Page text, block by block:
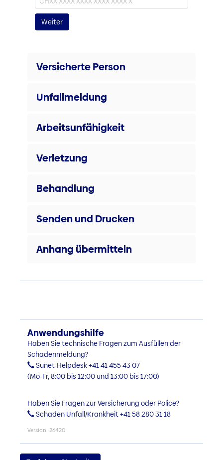
Versicherte Person
Unfallmeldung
Arbeitsunfähigkeit
Verletzung
Behandlung
Senden und Drucken
Anhang übermitteln
Anwendungshilfe
Haben Sie technische Fragen zum Ausfüllen der
Schadenmeldung?
Sunet-Helpdesk +41 41 455 43 07
(Mo-Fr, 8:00 bis 12:00 und 13:00 bis 17:00)
Haben Sie Fragen zur Versicherung oder Police?
Schaden Unfall/Krankheit +41 58 280 31 18
Version: 26420